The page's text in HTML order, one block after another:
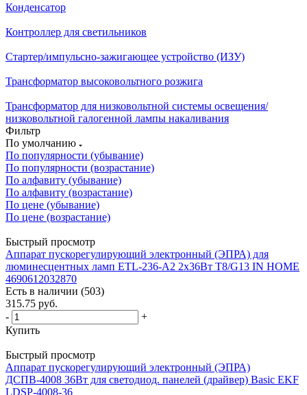
Конденсатор
Контроллер для светильников
Стартер/импульсно-зажигающее устройство (ИЗУ)
Трансформатор высоковольтного розжига
Трансформатор для низковольтной системы освещения/
низковольтной галогенной лампы накаливания
Фильтр
По умолчанию
По популярности (убывание)
По популярности (возрастание)
По алфавиту (убывание)
По алфавиту (возрастание)
По цене (убывание)
По цене (возрастание)
Быстрый просмотр
Аппарат пускорегулирующий электронный (ЭПРА) для
люминесцентных ламп ETL-236-А2 2х36Вт Т8/G13 IN HOME
4690612032870
Есть в наличии (503)
315.75 руб.
-
+
Купить
Быстрый просмотр
Аппарат пускорегулирующий электронный (ЭПРА)
ДСПВ-4008 36Вт для светодиод. панелей (драйвер) Basic EKF
LDSP-4008-36